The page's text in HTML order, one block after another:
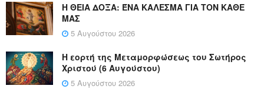
Η ΘΕΙΑ ΔΟΞΑ: ΈΝΑ ΚΑΛΕΣΜΑ ΓΙΑ ΤΟΝ ΚΑΘΕ
ΜΑΣ
5 Αυγούστου 2026
Η εορτή της Μεταμορφώσεως του Σωτήρος
Χριστού (6 Αυγούστου)
5 Αυγούστου 2026